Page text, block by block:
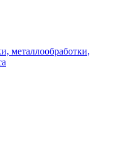
металлообработки,